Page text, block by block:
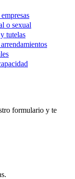
o sexual
tutelas
formulario y te